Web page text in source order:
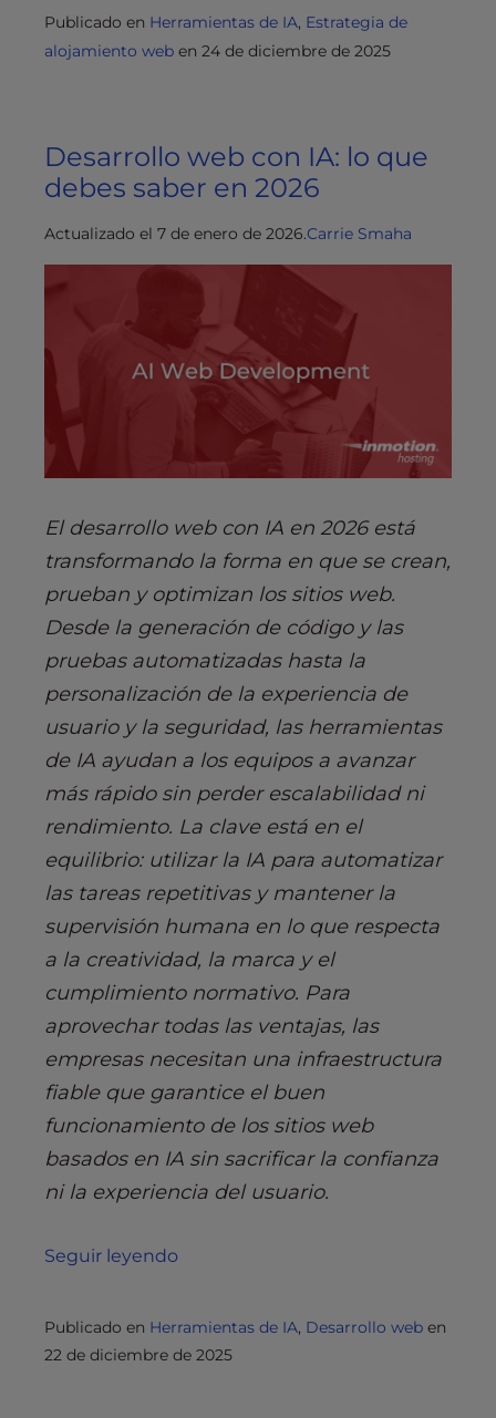
Publicado en Herramientas de IA, Estrategia de
alojamiento web en 24 de diciembre de 2025
Desarrollo web con IA: lo que
debes saber en 2026
Actualizado el 7 de enero de 2026.Carrie Smaha
El desarrollo web con IA en 2026 está
transformando la forma en que se crean,
prueban y optimizan los sitios web.
Desde la generación de código y las
pruebas automatizadas hasta la
personalización de la experiencia de
usuario y la seguridad, las herramientas
de IA ayudan a los equipos a avanzar
más rápido sin perder escalabilidad ni
rendimiento. La clave está en el
equilibrio: utilizar la IA para automatizar
las tareas repetitivas y mantener la
supervisión humana en lo que respecta
a la creatividad, la marca y el
cumplimiento normativo. Para
aprovechar todas las ventajas, las
empresas necesitan una infraestructura
fiable que garantice el buen
funcionamiento de los sitios web
basados en IA sin sacrificar la confianza
ni la experiencia del usuario.
Seguir leyendo
Publicado en Herramientas de IA, Desarrollo web en
22 de diciembre de 2025